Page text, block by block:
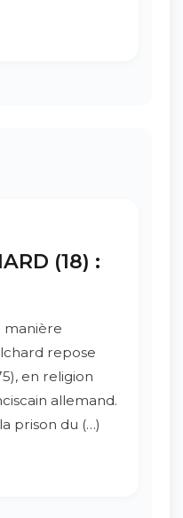
(18) :
manière
repose
en religion
allemand.
prison du (…)